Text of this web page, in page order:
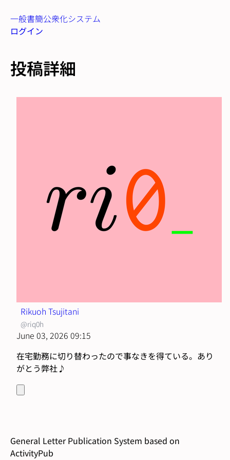
一般書簡公衆化システム
ログイン
投稿詳細
Rikuoh Tsujitani
@riq0h
June 03, 2026 09:15
在宅勤務に切り替わったので事なきを得ている。あり
がとう弊社♪
General Letter Publication System based on
ActivityPub